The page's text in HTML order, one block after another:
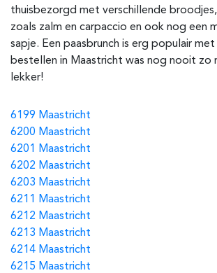
thuisbezorgd met verschillende
zoals zalm en carpaccio en ook nog een
sapje. Een paasbrunch is erg populair met
bestellen in Maastricht was nog nooit zo
lekker!
6199 Maastricht
6200 Maastricht
6201 Maastricht
6202 Maastricht
6203 Maastricht
6211 Maastricht
6212 Maastricht
6213 Maastricht
6214 Maastricht
6215 Maastricht